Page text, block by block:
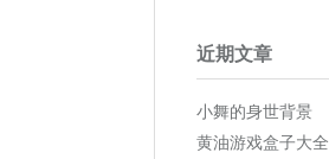
近期文章
小舞的身世背景
黄油游戏盒子大全